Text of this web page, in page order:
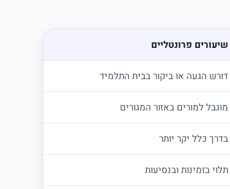
שיעורים פרונטליים
דורש הגעה או ביקור בבית התלמיד
מוגבל למורים באזור המגורים
בדרך כלל יקר יותר
תלוי בזמינות ובנסיעות